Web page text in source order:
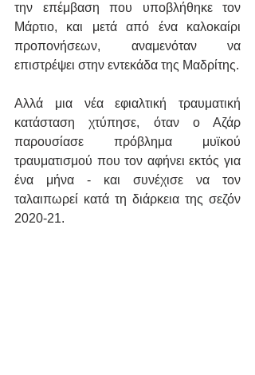
την επέμβαση που υποβλήθηκε τον
Μάρτιο, και μετά από ένα καλοκαίρι
προπονήσεων, αναμενόταν να
επιστρέψει στην εντεκάδα της Μαδρίτης.
Αλλά μια νέα εφιαλτική τραυματική
κατάσταση χτύπησε, όταν ο Αζάρ
παρουσίασε πρόβλημα μυϊκού
τραυματισμού που τον αφήνει εκτός για
ένα μήνα - και συνέχισε να τον
ταλαιπωρεί κατά τη διάρκεια της σεζόν
2020-21.